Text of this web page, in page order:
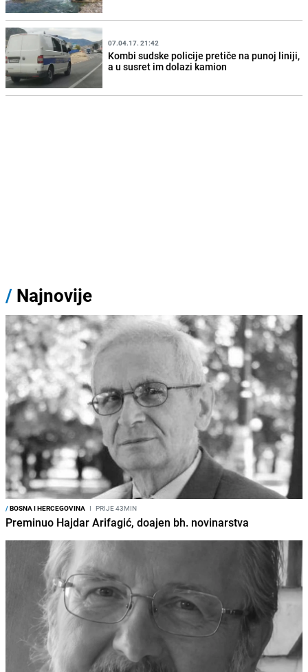
07.04.17. 21:42
Kombi sudske policije pretiče na punoj liniji,
a u susret im dolazi kamion
/ Najnovije
/BOSNA I HERCEGOVINA I PRIJE 43MIN
Preminuo Hajdar Arifagić, doajen bh. novinarstva